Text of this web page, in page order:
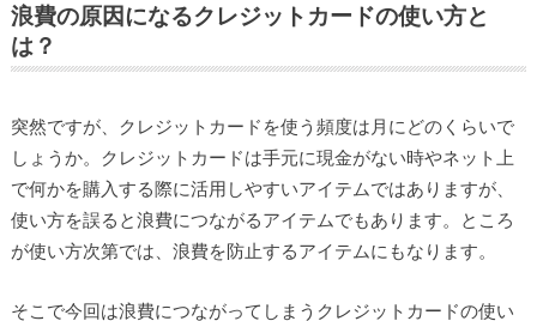
浪費の原因になるクレジットカードの使い方と
は？
突然ですが、クレジットカードを使う頻度は月にどのくらいで
しょうか。クレジットカードは手元に現金がない時やネット上
で何かを購入する際に活用しやすいアイテムではありますが、
使い方を誤ると浪費につながるアイテムでもあります。ところ
が使い方次第では、浪費を防止するアイテムにもなります。
そこで今回は浪費につながってしまうクレジットカードの使い